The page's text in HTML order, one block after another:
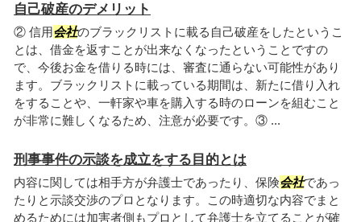
自己破産のデメリット
② 信用会社のブラックリストに載る自己破産をしたというこ
とは、借金を返すことが出来なくなったということですの
で、今後お金を借りる時には、審査に通らない可能性があり
ます。ブラックリストに載っている期間は、新たに借り入れ
をすることや、一軒家や車を購入する時のローンを組むこと
が非常に難しくなるため、注意が必要です。③ ...
刑事事件の示談を成立をする目的とは
内容に関しては相手方が弁護士であったり、保険会社であっ
たりと示談交渉のプロとなります。この時適切な内容でまと
めるためには加害者側もプロとして弁護士を立てることが確